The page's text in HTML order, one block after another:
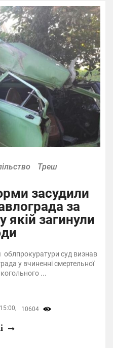
Треш
засудили
за
якій загинули
облпрокуратури суд визнав
у вчиненні смертельної
...
10604